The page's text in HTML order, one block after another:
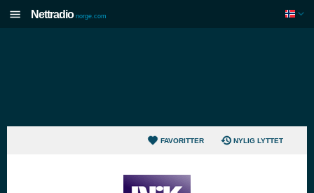
Nettradio norge.com
FAVORITTER NYLIG LYTTET